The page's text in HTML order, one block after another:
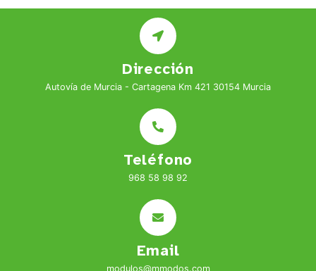
Dirección
Autovía de Murcia - Cartagena Km 421 30154 Murcia
Teléfono
968 58 98 92
Email
modulos@mmodos.com